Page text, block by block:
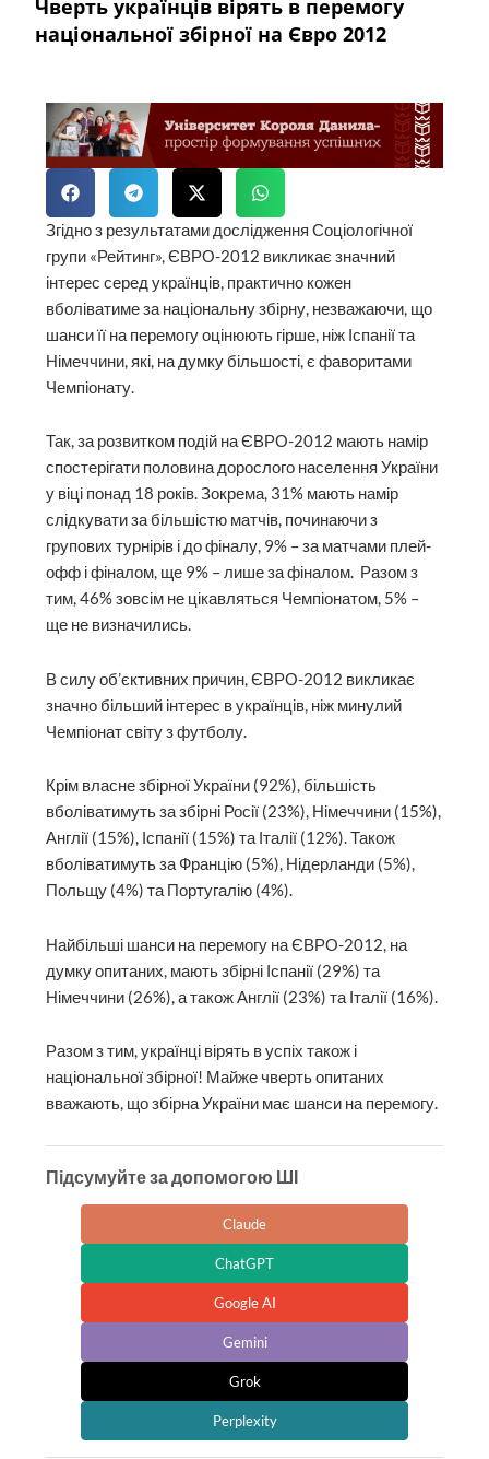
Чверть українців вірять в перемогу
національної збірної на Євро 2012
Згідно з результатами дослідження Соціологічної
групи «Рейтинг», ЄВРО-2012 викликає значний
інтерес серед українців, практично кожен
вболіватиме за національну збірну, незважаючи, що
шанси її на перемогу оцінюють гірше, ніж Іспанії та
Німеччини, які, на думку більшості, є фаворитами
Чемпіонату.
Так, за розвитком подій на ЄВРО-2012 мають намір
спостерігати половина дорослого населення України
у віці понад 18 років. Зокрема, 31% мають намір
слідкувати за більшістю матчів, починаючи з
групових турнірів і до фіналу, 9% – за матчами плей-
офф і фіналом, ще 9% – лише за фіналом. Разом з
тим, 46% зовсім не цікавляться Чемпіонатом, 5% –
ще не визначились.
В силу об’єктивних причин, ЄВРО-2012 викликає
значно більший інтерес в українців, ніж минулий
Чемпіонат світу з футболу.
Крім власне збірної України (92%), більшість
вболіватимуть за збірні Росії (23%), Німеччини (15%),
Англії (15%), Іспанії (15%) та Італії (12%). Також
вболіватимуть за Францію (5%), Нідерланди (5%),
Польщу (4%) та Португалію (4%).
Найбільші шанси на перемогу на ЄВРО-2012, на
думку опитаних, мають збірні Іспанії (29%) та
Німеччини (26%), а також Англії (23%) та Італії (16%).
Разом з тим, українці вірять в успіх також і
національної збірної! Майже чверть опитаних
вважають, що збірна України має шанси на перемогу.
Підсумуйте за допомогою ШІ
Claude
ChatGPT
Google AI
Gemini
Grok
Perplexity